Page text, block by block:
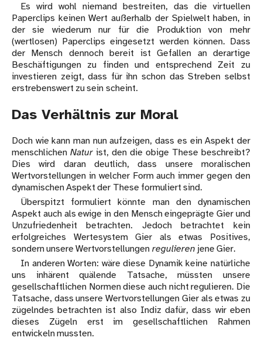
Es wird wohl niemand bestreiten, das die virtuellen
Paperclips keinen Wert außerhalb der Spielwelt haben, in
der sie wiederum nur für die Produktion von mehr
(wertlosen) Paperclips eingesetzt werden können. Dass
der Mensch dennoch bereit ist Gefallen an derartige
Beschäftigungen zu finden und entsprechend Zeit zu
investieren zeigt, dass für ihn schon das Streben selbst
erstrebenswert zu sein scheint.
Das Verhältnis zur Moral
Doch wie kann man nun aufzeigen, dass es ein Aspekt der
menschlichen Natur ist, den die obige These beschreibt?
Dies wird daran deutlich, dass unsere moralischen
Wertvorstellungen in welcher Form auch immer gegen den
dynamischen Aspekt der These formuliert sind.
Überspitzt formuliert könnte man den dynamischen
Aspekt auch als ewige in den Mensch eingeprägte Gier und
Unzufriedenheit betrachten. Jedoch betrachtet kein
erfolgreiches Wertesystem Gier als etwas Positives,
sondern unsere Wertvorstellungen regulieren jene Gier.
In anderen Worten: wäre diese Dynamik keine natürliche
uns inhärent quälende Tatsache, müssten unsere
gesellschaftlichen Normen diese auch nicht regulieren. Die
Tatsache, dass unsere Wertvorstellungen Gier als etwas zu
zügelndes betrachten ist also Indiz dafür, dass wir eben
dieses Zügeln erst im gesellschaftlichen Rahmen
entwickeln mussten.